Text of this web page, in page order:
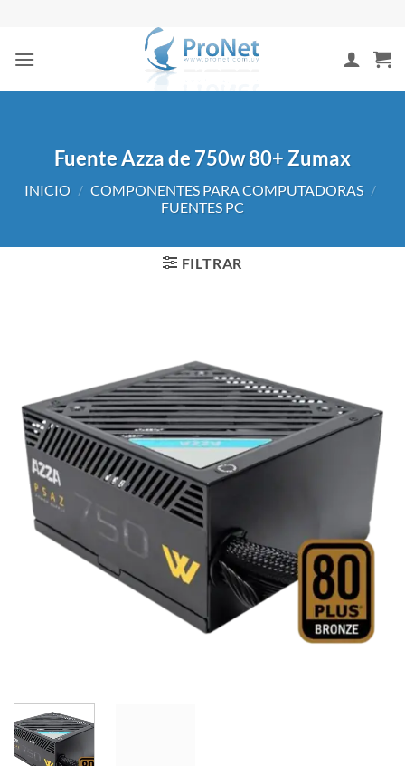
contenido
Fuente Azza de 750w 80+ Zumax
INICIO / COMPONENTES PARA COMPUTADORAS /
FUENTES PC
FILTRAR